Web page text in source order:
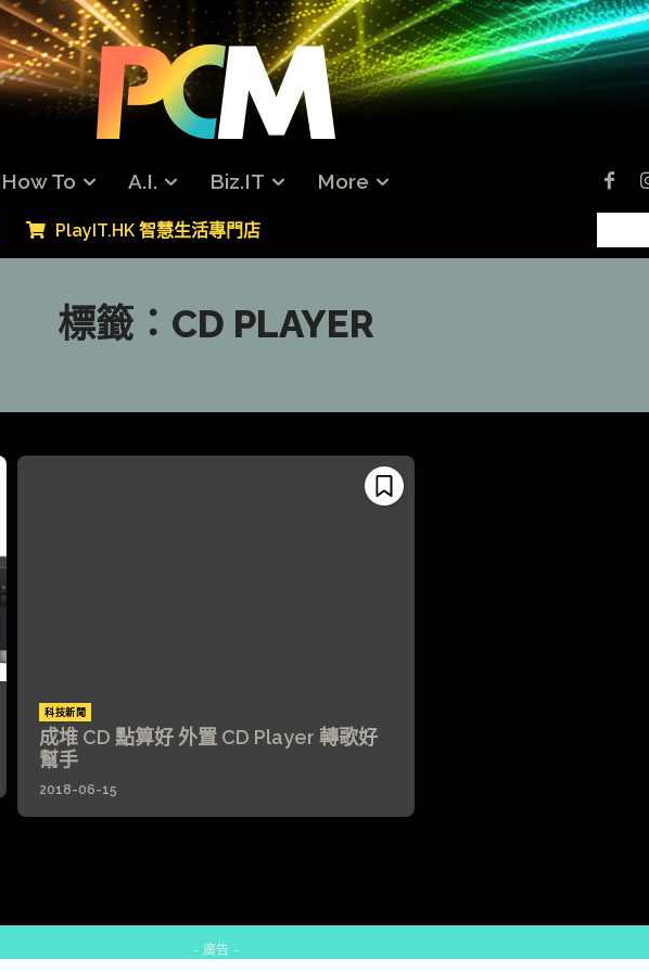
How To A.I. Biz.IT More
PlayIT.HK 智慧生活專門店
標籤： CD PLAYER
科技新聞
成堆 CD 點算好 外置 CD Player 轉歌好
幫手
2018-06-15
- 廣告 -